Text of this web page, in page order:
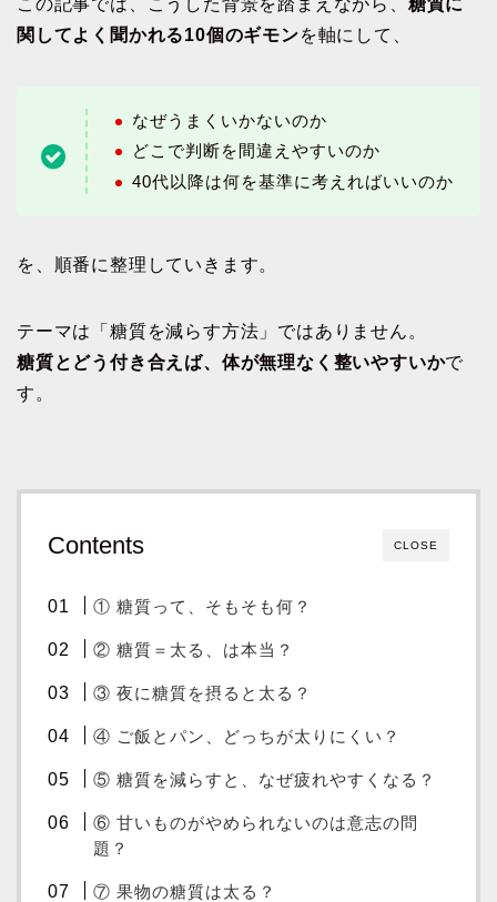
この記事では、こうした背景を踏まえながら、 糖質に
関してよく聞かれる10個のギモンを軸にして、
なぜうまくいかないのか
どこで判断を間違えやすいのか
40代以降は何を基準に考えればいいのか
を、順番に整理していきます。
テーマは「糖質を減らす方法」ではありません。
糖質とどう付き合えば、体が無理なく整いやすいかで
す。
CLOSE
Contents
① 糖質って、そもそも何？
② 糖質＝太る、は本当？
③ 夜に糖質を摂ると太る？
④ ご飯とパン、どっちが太りにくい？
⑤ 糖質を減らすと、なぜ疲れやすくなる？
⑥ 甘いものがやめられないのは意志の問
題？
⑦ 果物の糖質は太る？